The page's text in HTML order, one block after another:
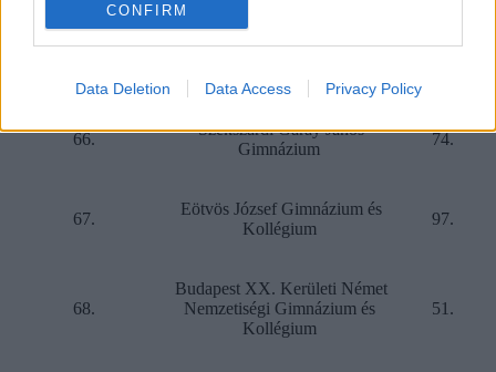
CONFIRM
Data Deletion Data Access Privacy Policy
Kecskeméti Bolyai János
66.
Szekszárdi Garay János
Gimnázium
74.
67.
Eötvös József Gimnázium és
Kollégium
97.
68.
Budapest XX. Kerületi Német
Nemzetiségi Gimnázium és
Kollégium
51.